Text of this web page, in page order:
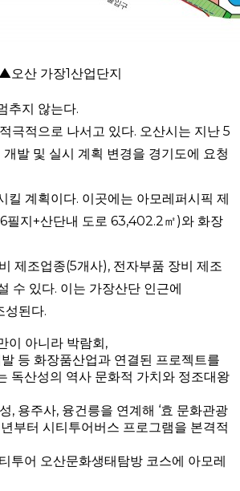
▲오산 가장1산업단지
추지 않는다.
극적으로 나서고 있다. 오산시는 지난 5
발 및 실시 계획 변경을 경기도에 요청
킬 계획이다. 이곳에는 아모레퍼시픽 제
필지+산단내 도로 63,402.2㎡)와 화장
제조업종(5개사), 전자부품 장비 제조
수 있다. 이는 가장산단 인근에
성된다.
이 아니라 박람회,
등 화장품산업과 연결된 프로젝트를
독산성의 역사 문화적 가치와 정조대왕
, 용주사, 융건릉을 연계해 ‘효 문화관광
부터 시티투어버스 프로그램을 본격적
투어 오산문화생태탐방 코스에 아모레